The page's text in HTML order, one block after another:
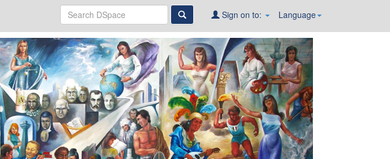
Language
Sign on to: